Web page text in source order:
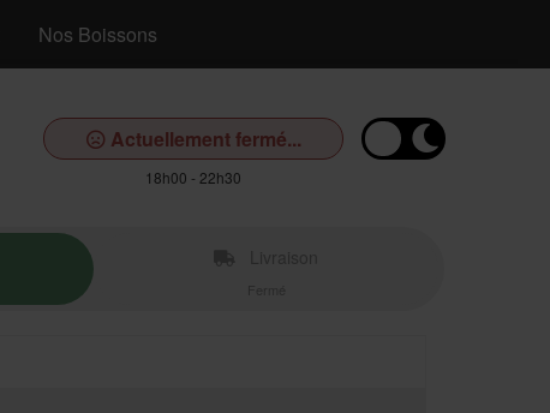
Nos Boissons
Actuellement fermé...
18h00 - 22h30